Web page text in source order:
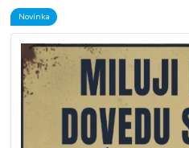
Novinka